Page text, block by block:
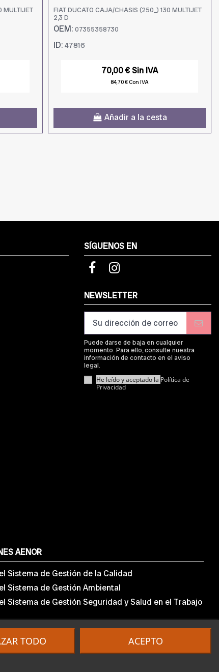
MULTIJET
FIAT DUCATO CAJA/CHASIS (250_) 130 MULTIJET
2,3 D
OEM: 07355358730
ID: 47816
70,00 € Sin IVA
84,70 € Con IVA
Añadir a la cesta
TODO ACEPTO
SÍGUENOS EN
NEWSLETTER
Puede darse de baja en cualquier
momento. Para ello, consulte nuestra
información de contacto en el aviso
legal.
He leído y aceptado la Política de
Privacidad
AENOR
Sistema de Gestión de la Calidad
Sistema de Gestión Ambiental
Sistema de Gestión Seguridad y Salud en el Trabajo